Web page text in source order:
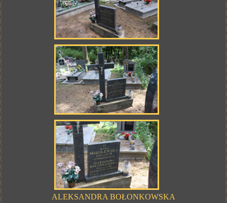
ALEKSANDRA BOŁONKOWSKA